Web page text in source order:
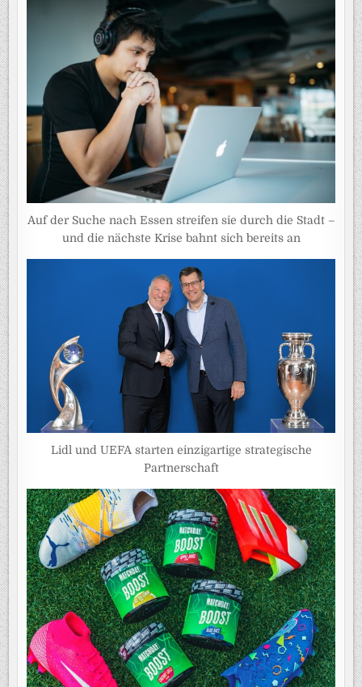
Auf der Suche nach Essen streifen sie durch die Stadt –
und die nächste Krise bahnt sich bereits an
Lidl und UEFA starten einzigartige strategische
Partnerschaft